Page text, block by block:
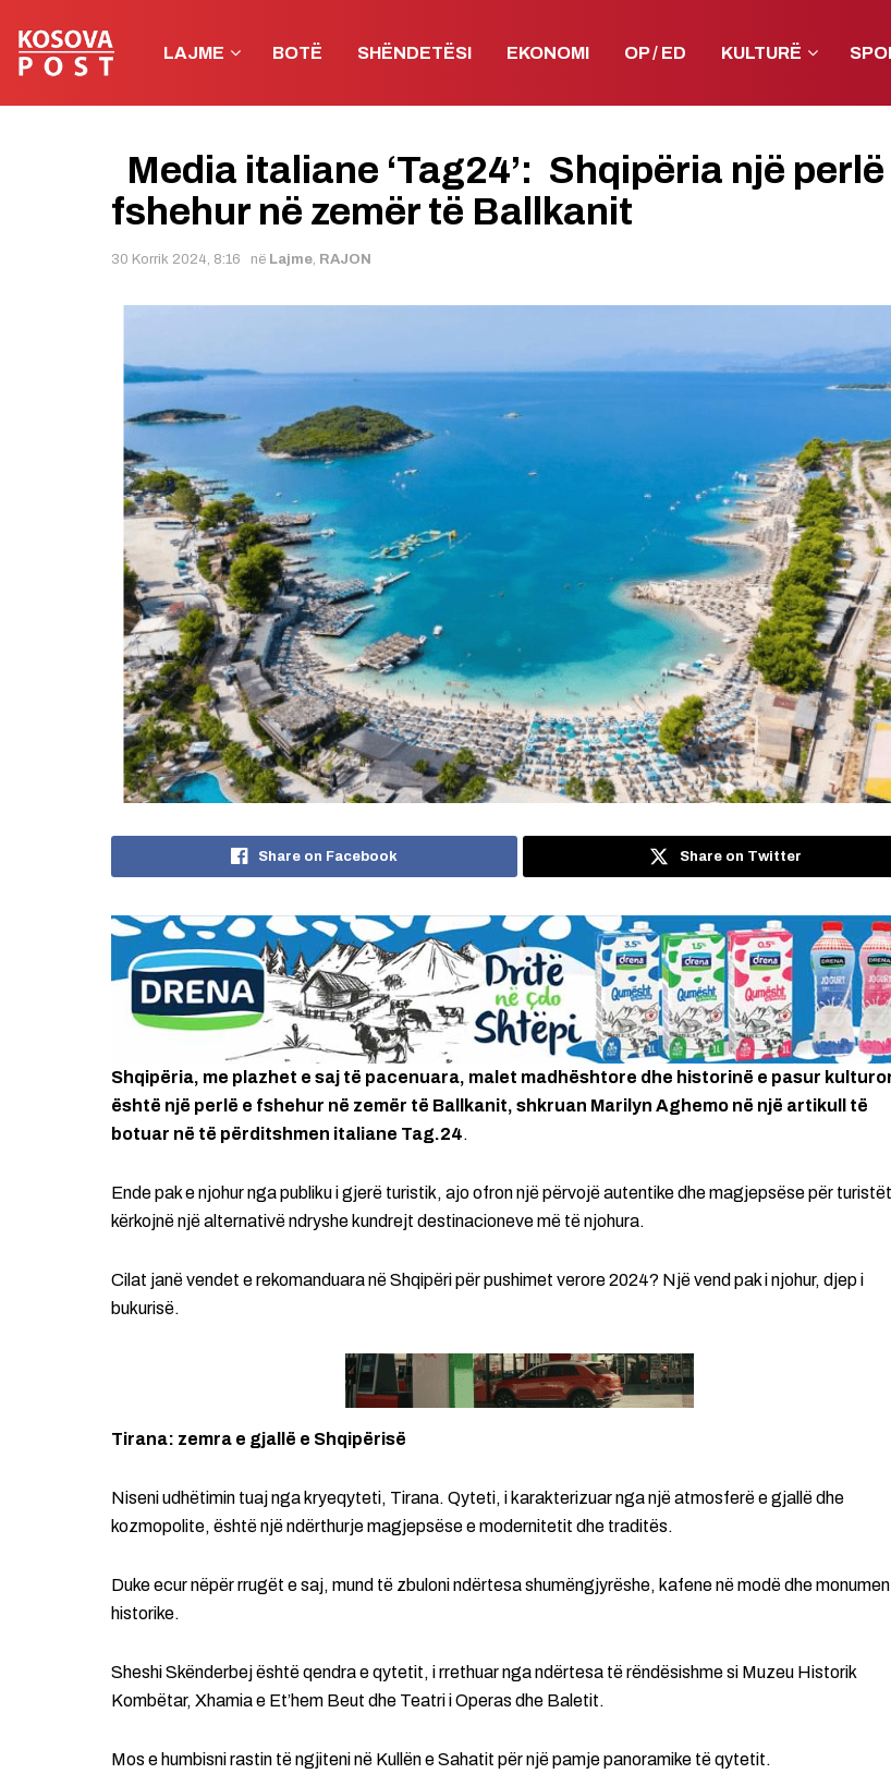
LAJME BOTË SHËNDETËSI EKONOMI OP / ED KULTURË
Media italiane ‘Tag24’: Shqipëria një perlë
fshehur në zemër të Ballkanit
30 Korrik 2024, 8:16 në Lajme, RAJON
Share on Facebook Share on Twitter
Shqipëria, me plazhet e saj të pacenuara, malet madhështore dhe historinë e pasur
është një perlë e fshehur në zemër të Ballkanit, shkruan Marilyn Aghemo në një artikull të
botuar në të përditshmen italiane Tag.24.
Ende pak e njohur nga publiku i gjerë turistik, ajo ofron një përvojë autentike dhe magjepsëse për
kërkojnë një alternativë ndryshe kundrejt destinacioneve më të njohura.
Cilat janë vendet e rekomanduara në Shqipëri për pushimet verore 2024? Një vend pak i njohur, djep i
bukurisë.
Tirana: zemra e gjallë e Shqipërisë
Niseni udhëtimin tuaj nga kryeqyteti, Tirana. Qyteti, i karakterizuar nga një atmosferë e gjallë dhe
kozmopolite, është një ndërthurje magjepsëse e modernitetit dhe traditës.
Duke ecur nëpër rrugët e saj, mund të zbuloni ndërtesa shumëngjyrëshe, kafene në modë dhe
historike.
Sheshi Skënderbej është qendra e qytetit, i rrethuar nga ndërtesa të rëndësishme si Muzeu Historik
Kombëtar, Xhamia e Et’hem Beut dhe Teatri i Operas dhe Baletit.
Mos e humbisni rastin të ngjiteni në Kullën e Sahatit për një pamje panoramike të qytetit.